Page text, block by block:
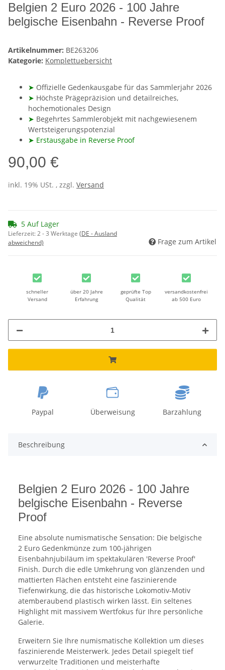
Belgien 2 Euro 2026 - 100 Jahre
belgische Eisenbahn - Reverse Proof
Artikelnummer: BE263206
Kategorie: Komplettuebersicht
➤ Offizielle Gedenkausgabe für das Sammlerjahr 2026
➤ Höchste Prägepräzision und detailreiches,
hochemotionales Design
➤ Begehrtes Sammlerobjekt mit nachgewiesenem
Wertsteigerungspotenzial
➤ Erstausgabe in Reverse Proof
90,00 €
inkl. 19% USt. , zzgl. Versand
5 Auf Lager
Lieferzeit:2 - 3 Werktage (DE - Ausland
abweichend)
Frage zum Artikel
schneller
Versand
über 20 Jahre
Erfahrung
geprüfte Top
Qualität
versandkostenfrei
ab 500 Euro
Paypal Überweisung Barzahlung
Beschreibung
Belgien 2 Euro 2026 - 100 Jahre
belgische Eisenbahn - Reverse
Proof
Eine absolute numismatische Sensation: Die belgische
2 Euro Gedenkmünze zum 100-jährigen
Eisenbahnjubiläum im spektakulären 'Reverse Proof'
Finish. Durch die edle Umkehrung von glänzenden und
mattierten Flächen entsteht eine faszinierende
Tiefenwirkung, die das historische Lokomotiv-Motiv
atemberaubend plastisch wirken lässt. Ein seltenes
Highlight mit massivem Wertfokus für Ihre persönliche
Galerie.
Erweitern Sie Ihre numismatische Kollektion um dieses
faszinierende Meisterwerk. Jedes Detail spiegelt tief
verwurzelte Traditionen und meisterhafte